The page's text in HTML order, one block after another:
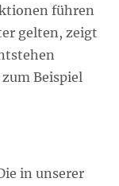
führen
gelten, zeigt
Beispiel
in unserer